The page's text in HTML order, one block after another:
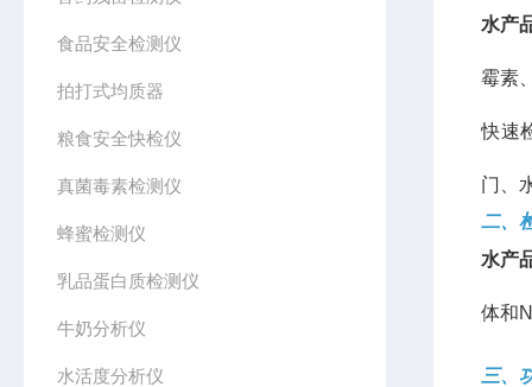
食品安全检测仪
拍打式均质器
粮食安全快检仪
真菌毒素检测仪
蜂蜜检测仪
乳品蛋白质检测仪
牛奶分析仪
水活度分析仪
水产
霉素
快速
门、
二、
水产
体和
三、